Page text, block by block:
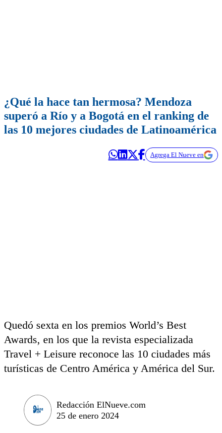
¿Qué la hace tan hermosa? Mendoza
superó a Río y a Bogotá en el ranking de
las 10 mejores ciudades de Latinoamérica
Agrega El Nueve en
Quedó sexta en los premios World’s Best
Awards, en los que la revista especializada
Travel + Leisure reconoce las 10 ciudades más
turísticas de Centro América y América del Sur.
Redacción ElNueve.com
25 de enero 2024